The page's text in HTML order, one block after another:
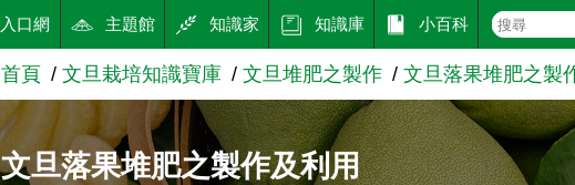
入口網 主題館 知識家 知識庫 小百科
首頁 文旦栽培知識寶庫 文旦堆肥之製作 文旦落果堆肥之製
文旦落果堆肥之製作及利用